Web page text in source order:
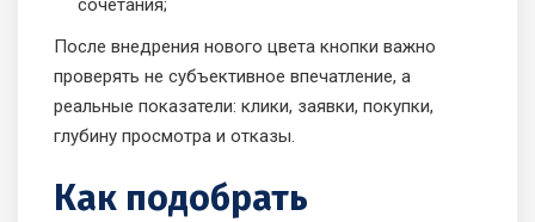
сочетания;
После внедрения нового цвета кнопки важно
проверять не субъективное впечатление, а
реальные показатели: клики, заявки, покупки,
глубину просмотра и отказы.
Как подобрать